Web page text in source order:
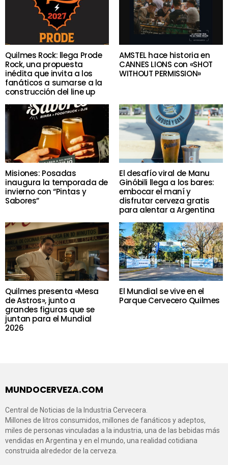
Quilmes Rock: llega Prode
Rock, una propuesta
inédita que invita a los
fanáticos a sumarse a la
construcción del line up
AMSTEL hace historia en
CANNES LIONS con «SHOT
WITHOUT PERMISSION»
Misiones: Posadas
inaugura la temporada de
invierno con “Pintas y
Sabores”
El desafío viral de Manu
Ginóbili llega a los bares:
embocar el maní y
disfrutar cerveza gratis
para alentar a Argentina
Quilmes presenta «Mesa
de Astros», junto a
grandes figuras que se
juntan para el Mundial
2026
El Mundial se vive en el
Parque Cervecero Quilmes
MUNDOCERVEZA.COM
Central de Noticias de la Industria Cervecera.
Millones de litros consumidos, millones de fanáticos y adeptos,
miles de personas vinculadas a la industria, una de las bebidas más
vendidas en Argentina y en el mundo, una realidad cotidiana
construida alrededor de la cerveza.